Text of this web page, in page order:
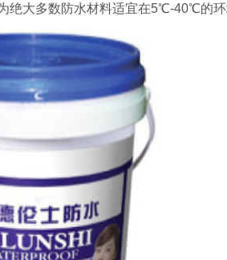
绝大多数防水材料适宜在5℃-40℃的